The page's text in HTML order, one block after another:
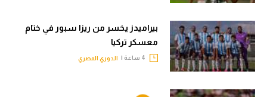
بيراميدز يخسر من ريزا سبور في ختام
معسكر تركيا
الدوري المصري